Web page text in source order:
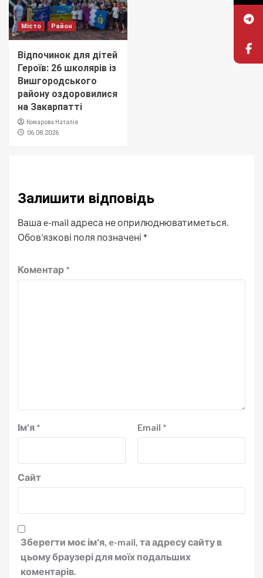
Місто Район
Відпочинок для дітей
Героїв: 26 школярів із
Вишгородського
району оздоровилися
на Закарпатті
Комарова Наталія
06.08.2026
Залишити відповідь
Ваша e-mail адреса не оприлюднюватиметься.
Обов’язкові поля позначені *
Коментар *
Ім'я * Email *
Сайт
Зберегти моє ім'я, e-mail, та адресу сайту в
цьому браузері для моїх подальших
коментарів.